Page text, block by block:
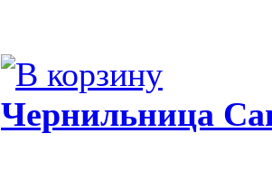
Чернильница